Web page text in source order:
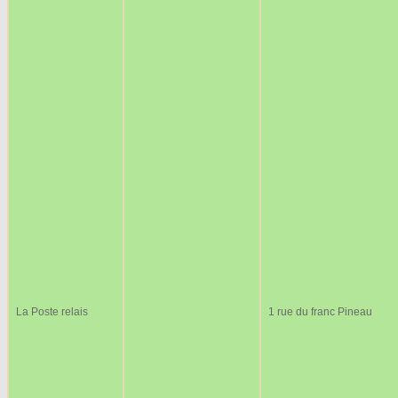
La Poste relais 1 rue du franc Pineau